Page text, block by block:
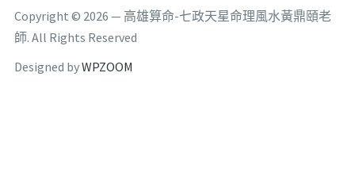
Copyright © 2026 — 高雄算命-七政天星命理風水黃鼎頤老
師. All Rights Reserved
Designed byWPZOOM